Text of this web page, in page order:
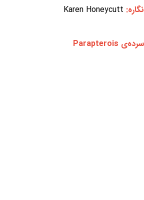
نگاره: Karen Honeycutt
سرده‌ی Parapterois